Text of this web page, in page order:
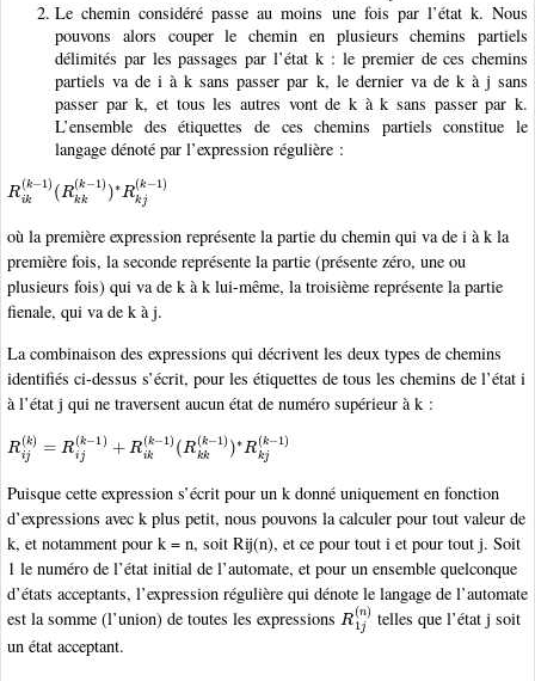
Le chemin considéré passe au moins une fois par l’état k. Nous
pouvons alors couper le chemin en plusieurs chemins partiels
délimités par les passages par l’état k : le premier de ces chemins
partiels va de i à k sans passer par k, le dernier va de k à j sans
passer par k, et tous les autres vont de k à k sans passer par k.
L’ensemble des étiquettes de ces chemins partiels constitue le
langage dénoté par l’expression régulière :
Rik(k− 1 )
(Rkk(k −1))∗Rk j (k−1)
où la première expression représente la partie du chemin qui va de i à k la
première fois, la seconde représente la partie (présente zéro, une ou
plusieurs fois) qui va de k à k lui-même, la troisième représente la partie
fienale, qui va de k à j.
La combinaison des expressions qui décrivent les deux types de chemins
identifiés ci-dessus s’écrit, pour les étiquettes de tous les chemins de l’état i
à l’état j qui ne traversent aucun état de numéro supérieur à k :
Rj(k Rij(k−1 Rik(k− 1 )
(Rkk −1))∗R k−1)
Puisque cette expression s’écrit pour un k donné uniquement en fonction
d’expressions avec k plus petit, nous pouvons la calculer pour tout valeur de
k, et notamment pour k = n, soit Rij(n), et ce pour tout i et pour tout j. Soit
1 le numéro de l’état initial de l’automate, et pour un ensemble quelconque
d’états acceptants, l’expression régulière qui dénote le langage de l’automate
est la somme (l’union) de toutes les expressions R1j(n )
telles que l’état j soit
un état acceptant.